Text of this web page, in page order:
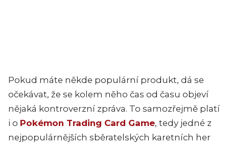
Pokud máte někde populární produkt, dá se
očekávat, že se kolem něho čas od času objeví
nějaká kontroverzní zpráva. To samozřejmě platí
i o Pokémon Trading Card Game, tedy jedné z
nejpopulárnějších sběratelských karetních her